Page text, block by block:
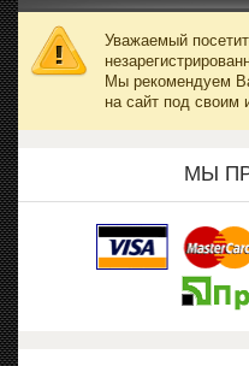
Уважаемый
Мы рекомендуем
на сайт под своим
МЫ